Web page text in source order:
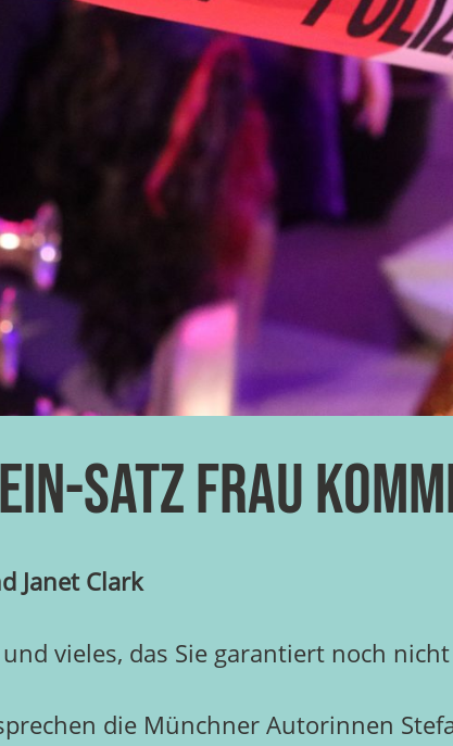
Satz Frau
Janet Clark
vieles, das Sie garantiert noch
die Münchner Autorinnen